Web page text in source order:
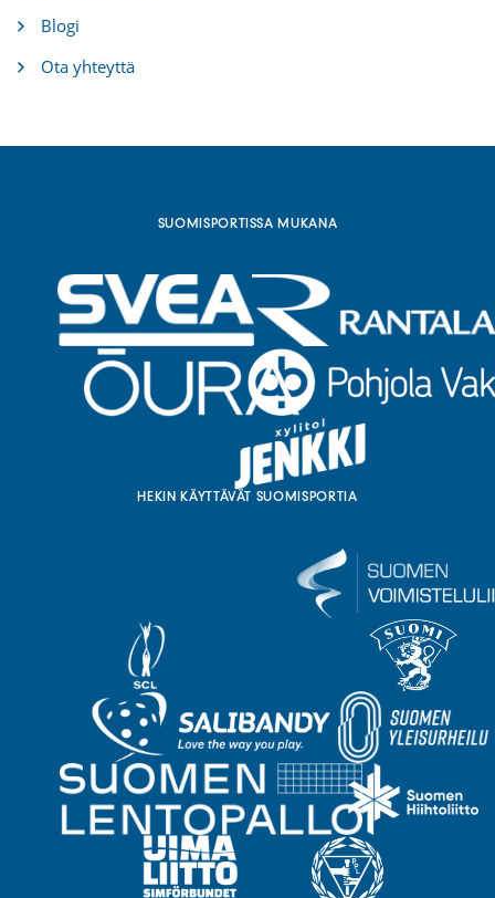
o
i
Blogi
Ota yhteyttä
SUOMISPORTISSA MUKANA
HEKIN KÄYTTÄVÄT SUOMISPORTIA